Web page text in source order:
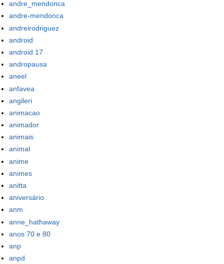
andre_mendonca
andre-mendonca
andreirodriguez
android
android 17
andropausa
aneel
anfavea
angileri
animacao
animador
animais
animal
anime
animes
anitta
aniversário
anm
anne_hathaway
anos 70 e 80
anp
anpd